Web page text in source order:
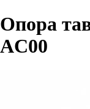
Опора
AC00